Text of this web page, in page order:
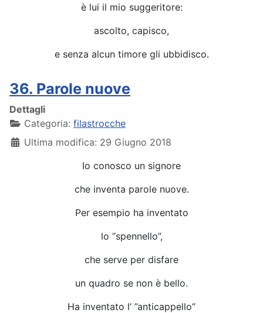
è lui il mio suggeritore:
ascolto, capisco,
e senza alcun timore gli ubbidisco.
36. Parole nuove
Dettagli
Categoria: filastrocche
Ultima modifica: 29 Giugno 2018
Io conosco un signore
che inventa parole nuove.
Per esempio ha inventato
lo “spennello”,
che serve per disfare
un quadro se non è bello.
Ha inventato l’ ”anticappello”